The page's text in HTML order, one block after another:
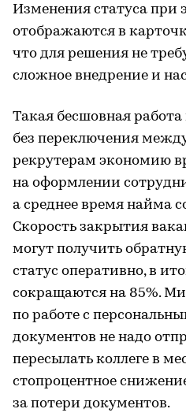
Изменения статуса при
отображаются в
что для решения не
сложное внедрение и
Такая бесшовная
без переключения
рекрутерам экономию
на оформлении
а среднее время найма
Скорость закрытия
могут получить
статус оперативно, в
сокращаются на 85%.
по работе с
документов не надо
пересылать коллеге в
стопроцентное
за потери документов.